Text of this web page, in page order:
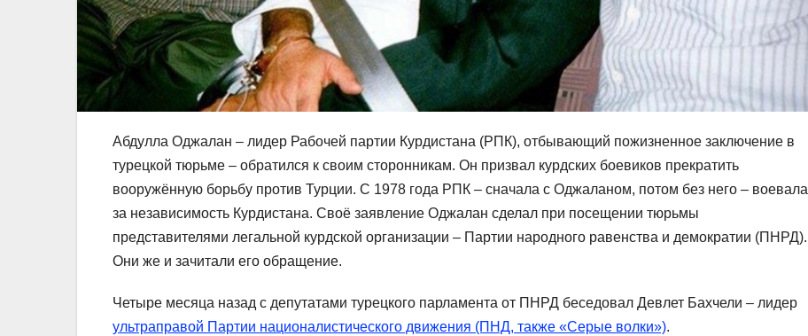
Абдулла Оджалан – лидер Рабочей партии Курдистана (РПК), отбывающий пожизненное заключение в
турецкой тюрьме – обратился к своим сторонникам. Он призвал курдских боевиков прекратить
вооружённую борьбу против Турции. С 1978 года РПК – сначала с Оджаланом, потом без него – воевала
за независимость Курдистана. Своё заявление Оджалан сделал при посещении тюрьмы
представителями легальной курдской организации – Партии народного равенства и демократии (ПНРД).
Они же и зачитали его обращение.
Четыре месяца назад с депутатами турецкого парламента от ПНРД беседовал Девлет Бахчели – лидер
ультраправой Партии националистического движения (ПНД, также «Серые волки»).